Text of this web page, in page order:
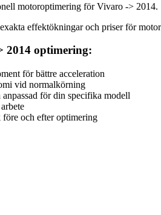
motoroptimering för Vivaro -> 2014.
effektökningar och priser för
2014 optimering:
för bättre acceleration
vid normalkörning
för din specifika modell
och efter optimering